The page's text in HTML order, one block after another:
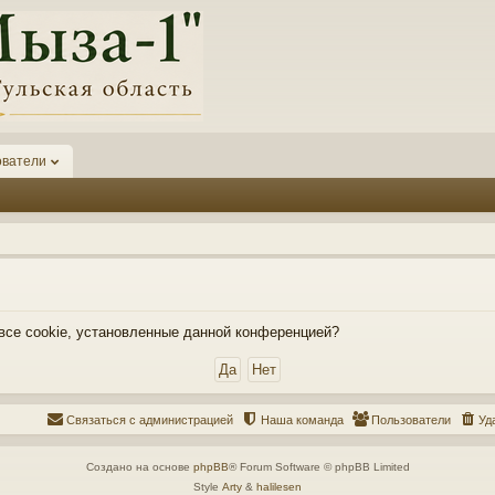
cookie, установленные данной конференцией?
Пользователи
Наша команда
Связаться с администрацией
Создано на основе phpBB® Forum Software © phpBB Limited
Style Arty & halilesen